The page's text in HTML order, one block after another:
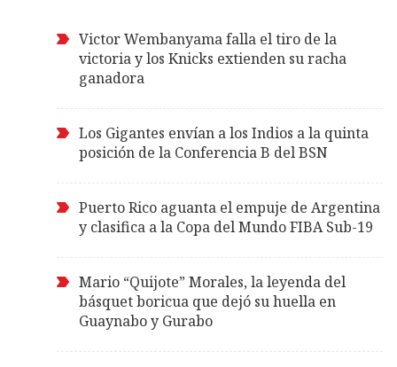
Victor Wembanyama falla el tiro de la
victoria y los Knicks extienden su racha
ganadora
Los Gigantes envían a los Indios a la quinta
posición de la Conferencia B del BSN
Puerto Rico aguanta el empuje de Argentina
y clasifica a la Copa del Mundo FIBA Sub-19
Mario “Quijote” Morales, la leyenda del
básquet boricua que dejó su huella en
Guaynabo y Gurabo